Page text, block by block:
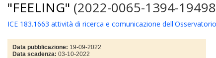
"FEELING" (2022-0065-1394-
ICE 183.1663 attività di ricerca e comunicazione
Data pubblicazione: 19-09-2022
Data scadenza: 03-10-2022